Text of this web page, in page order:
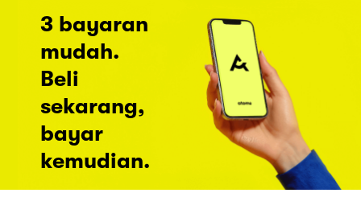
3 bayaran
mudah.
Beli
sekarang,
bayar
kemudian.